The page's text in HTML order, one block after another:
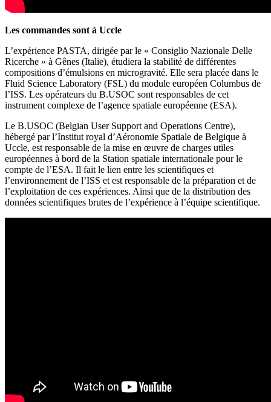
Les commandes sont à Uccle
L’expérience PASTA, dirigée par le « Consiglio Nazionale Delle
Ricerche » à Gênes (Italie), étudiera la stabilité de différentes
compositions d’émulsions en microgravité. Elle sera placée dans le
Fluid Science Laboratory (FSL) du module européen Columbus de
l’ISS. Les opérateurs du B.USOC sont responsables de cet
instrument complexe de l’agence spatiale européenne (ESA).
Le B.USOC (Belgian User Support and Operations Centre),
hébergé par l’Institut royal d’Aéronomie Spatiale de Belgique à
Uccle, est responsable de la mise en œuvre de charges utiles
européennes à bord de la Station spatiale internationale pour le
compte de l’ESA. Il fait le lien entre les scientifiques et
l’environnement de l’ISS et est responsable de la préparation et de
l’exploitation de ces expériences. Ainsi que de la distribution des
données scientifiques brutes de l’expérience à l’équipe scientifique.